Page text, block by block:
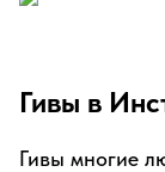
Гивы в
Гивы многие